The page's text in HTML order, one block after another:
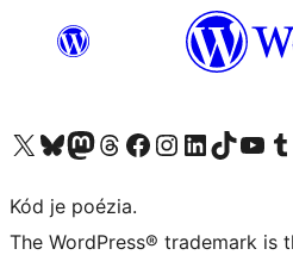
Navštívte náš účet na X (predtým Twitter)
Navštívte náš účet na platforme Bluesky
Navštívte náš účet na Mastodone
Navštívte náš účet na platforme Threads
Navštívte našu stránku na Facebooku
Navštívte náš účet Instagram
Navštívte náš účet LinkedIn
Navštívte náš účet na platforme TikTok
Navštívte náš
Kód je poézia.
The WordPress® trademark is